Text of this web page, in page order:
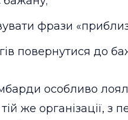
фрази
повернутися до
особливо
тій же організації,